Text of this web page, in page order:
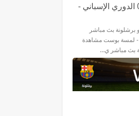
بث مباشر 2025-05-03 الدوري الإسباني -
برشلونة بث مباشر
- لمسة بوست مشاهدة
بث مباشر ي…